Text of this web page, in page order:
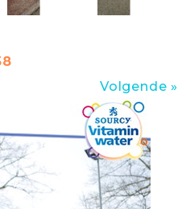
Volgende »